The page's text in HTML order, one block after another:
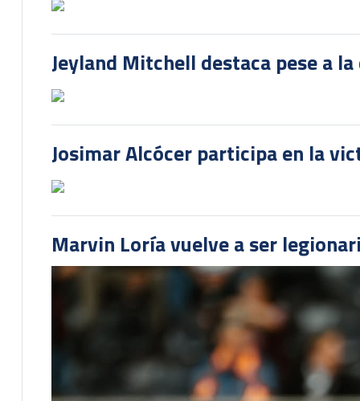
Jeyland Mitchell destaca pese a
Josimar Alcócer participa en la
Marvin Loría vuelve a ser